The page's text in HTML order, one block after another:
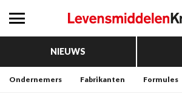
NIEUWS
Ondernemers Fabrikanten Formules